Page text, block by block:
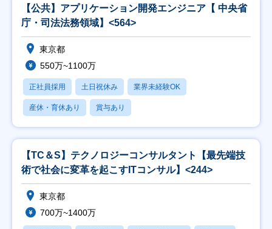
【公共】アプリケーション開発エンジニア【 中央省
庁・司法法務領域】<564>
東京都
550万~1100万
正社員採用 土日祝休み 業界未経験OK
産休・育休あり 賞与あり
【TC＆S】テクノロジーコンサルタント【最先端技
術で社会に変革を起こすITコンサル】<244>
東京都
700万~1400万